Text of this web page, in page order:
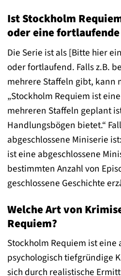
Ist Stockholm
oder eine fortlaufende
Die Serie ist als [Bitte hier
oder fortlaufend. Falls z.B.
mehrere Staffeln gibt, kann
„Stockholm Requiem ist
mehreren Staffeln geplant
Handlungsbögen bietet.“
abgeschlossene Miniserie
ist eine abgeschlossene
bestimmten Anzahl von
geschlossene Geschichte
Welche Art von
Requiem?
Stockholm Requiem ist eine
psychologisch tiefgründige
sich durch realistische